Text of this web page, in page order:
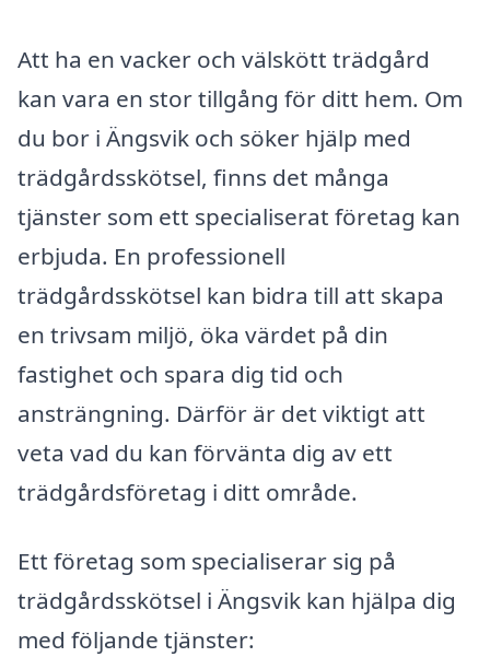
Att ha en vacker och välskött trädgård
kan vara en stor tillgång för ditt hem. Om
du bor i Ängsvik och söker hjälp med
trädgårdsskötsel, finns det många
tjänster som ett specialiserat företag kan
erbjuda. En professionell
trädgårdsskötsel kan bidra till att skapa
en trivsam miljö, öka värdet på din
fastighet och spara dig tid och
ansträngning. Därför är det viktigt att
veta vad du kan förvänta dig av ett
trädgårdsföretag i ditt område.
Ett företag som specialiserar sig på
trädgårdsskötsel i Ängsvik kan hjälpa dig
med följande tjänster: